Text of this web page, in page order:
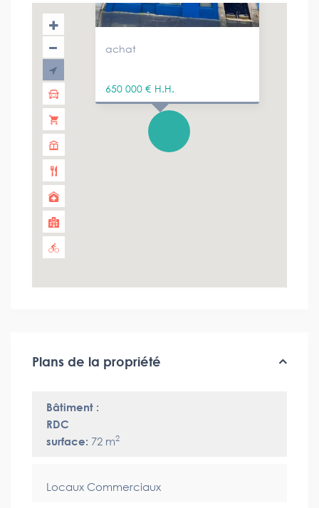
achat
650 000 € H.H.
Plans de la propriété
Bâtiment :
RDC
surface: 72 m2
Locaux Commerciaux